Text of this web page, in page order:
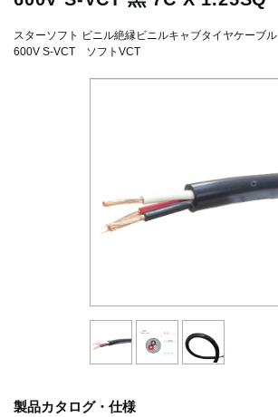
スターソフト ビニル絶縁ビニルキャブタイヤケーブル
600V S-VCT ソフトVCT
製品カタログ・仕様